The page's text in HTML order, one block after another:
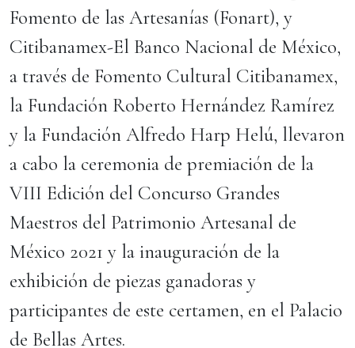
Fomento de las Artesanías (Fonart), y
Citibanamex-El Banco Nacional de México,
a través de Fomento Cultural Citibanamex,
la Fundación Roberto Hernández Ramírez
y la Fundación Alfredo Harp Helú, llevaron
a cabo la ceremonia de premiación de la
VIII Edición del Concurso Grandes
Maestros del Patrimonio Artesanal de
México 2021 y la inauguración de la
exhibición de piezas ganadoras y
participantes de este certamen, en el Palacio
de Bellas Artes.